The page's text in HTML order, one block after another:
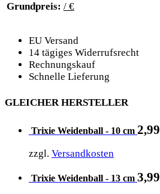
Grundpreis: / €
EU Versand
14 tägiges Widerrufsrecht
Rechnungskauf
Schnelle Lieferung
GLEICHER HERSTELLER
Trixie Weidenball - 10 cm 2,99
zzgl. Versandkosten
Trixie Weidenball - 13 cm 3,99